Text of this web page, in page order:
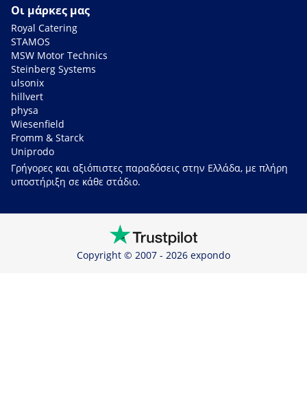
Οι μάρκες μας
Royal Catering
STAMOS
MSW Motor Technics
Steinberg Systems
ulsonix
hillvert
physa
Wiesenfield
Fromm & Starck
Uniprodo
Γρήγορες και αξιόπιστες παραδόσεις στην Ελλάδα, με πλήρη
υποστήριξη σε κάθε στάδιο.
Copyright © 2007 - 2026 expondo